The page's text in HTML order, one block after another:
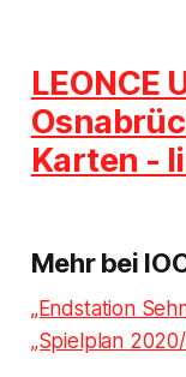
LEONCE
Karten -
Mehr bei
„Endstation
„Spielplan 2020/